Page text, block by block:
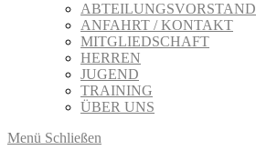
ABTEILUNGSVORSTAND
ANFAHRT / KONTAKT
MITGLIEDSCHAFT
HERREN
JUGEND
TRAINING
ÜBER UNS
Menü Schließen